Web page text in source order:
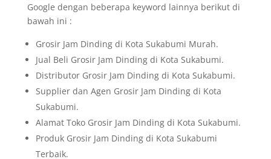
Google dengan beberapa keyword lainnya berikut di
bawah ini :
Grosir Jam Dinding di Kota Sukabumi Murah.
Jual Beli Grosir Jam Dinding di Kota Sukabumi.
Distributor Grosir Jam Dinding di Kota Sukabumi.
Supplier dan Agen Grosir Jam Dinding di Kota
Sukabumi.
Alamat Toko Grosir Jam Dinding di Kota Sukabumi.
Produk Grosir Jam Dinding di Kota Sukabumi
Terbaik.